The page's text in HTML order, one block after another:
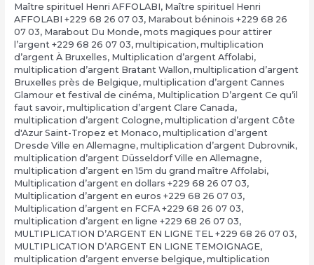
Maître spirituel Henri AFFOLABI, Maître spirituel Henri
AFFOLABI +229 68 26 07 03, Marabout béninois +229 68 26
07 03, Marabout Du Monde, mots magiques pour attirer
l’argent +229 68 26 07 03, multipication, multiplication
d’argent À Bruxelles, Multiplication d’argent Affolabi,
multiplication d’argent Bratant Wallon, multiplication d’argent
Bruxelles près de Belgique, multiplication d’argent Cannes
Glamour et festival de cinéma, Multiplication D’argent Ce qu’il
faut savoir, multiplication d’argent Clare Canada,
multiplication d’argent Cologne, multiplication d’argent Côte
d'Azur Saint-Tropez et Monaco, multiplication d’argent
Dresde Ville en Allemagne, multiplication d’argent Dubrovnik,
multiplication d’argent Düsseldorf Ville en Allemagne,
multiplication d’argent en 15m du grand maître Affolabi,
Multiplication d’argent en dollars +229 68 26 07 03,
Multiplication d’argent en euros +229 68 26 07 03,
Multiplication d’argent en FCFA +229 68 26 07 03,
multiplication d’argent en ligne +229 68 26 07 03,
MULTIPLICATION D’ARGENT EN LIGNE TEL +229 68 26 07 03,
MULTIPLICATION D’ARGENT EN LIGNE TEMOIGNAGE,
multiplication d’argent enverse belgique, multiplication